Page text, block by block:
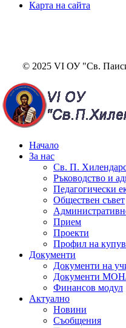
Карта на сайта
© 2025 VI ОУ "Св.
Начало
За нас
Св. П.
Ръководство и
Педагогически
Обществен съвет
Прием
Проекти
Профил на
Документи
Документи на
Документи
Финансов модул
Актуално
Новини
Съобщения